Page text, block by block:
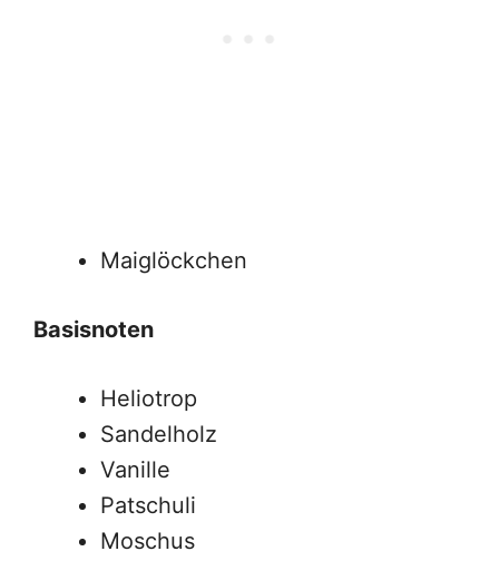
Maiglöckchen
Basisnoten
Heliotrop
Sandelholz
Vanille
Patschuli
Moschus